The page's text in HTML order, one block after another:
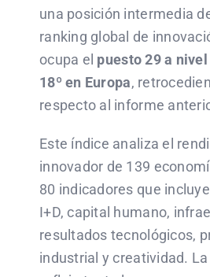
una posición intermedia
ranking global de
ocupa el puesto 29 a
18º en Europa,
respecto al informe
Este índice analiza el
innovador de 139
80 indicadores que
I+D, capital humano,
resultados tecnológicos,
industrial y creatividad.